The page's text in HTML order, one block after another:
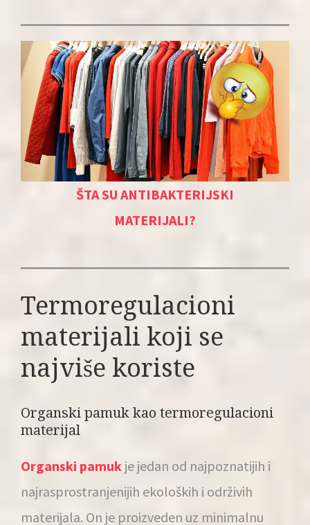
ŠTA SU ANTIBAKTERIJSKI
MATERIJALI?
Termoregulacioni
materijali koji se
najviše koriste
Organski pamuk kao termoregulacioni
materijal
Organski pamuk je jedan od najpoznatijih i
najrasprostranjenijih ekoloških i održivih
materijala. On je proizveden uz minimalnu